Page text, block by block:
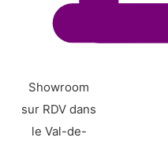
Showroom
sur RDV dans
le Val-de-